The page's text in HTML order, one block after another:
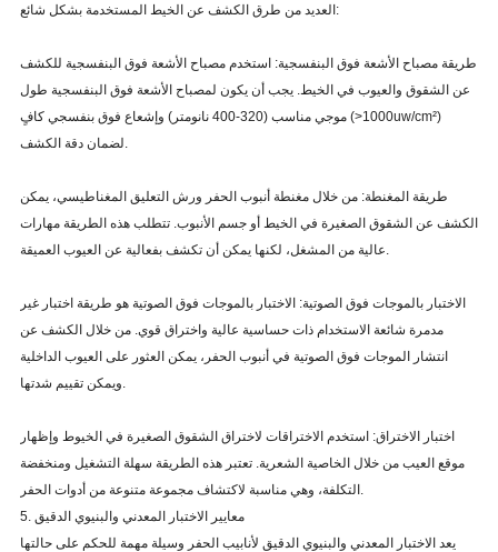
العديد من طرق الكشف عن الخيط المستخدمة بشكل شائع:
طريقة مصباح الأشعة فوق البنفسجية: استخدم مصباح الأشعة فوق البنفسجية للكشف
عن الشقوق والعيوب في الخيط. يجب أن يكون لمصباح الأشعة فوق البنفسجية طول
موجي مناسب (320-400 نانومتر) وإشعاع فوق بنفسجي كافٍ (>1000uw/cm²)
لضمان دقة الكشف.
طريقة المغنطة: من خلال مغنطة أنبوب الحفر ورش التعليق المغناطيسي، يمكن
الكشف عن الشقوق الصغيرة في الخيط أو جسم الأنبوب. تتطلب هذه الطريقة مهارات
عالية من المشغل، لكنها يمكن أن تكشف بفعالية عن العيوب العميقة.
الاختبار بالموجات فوق الصوتية: الاختبار بالموجات فوق الصوتية هو طريقة اختبار غير
مدمرة شائعة الاستخدام ذات حساسية عالية واختراق قوي. من خلال الكشف عن
انتشار الموجات فوق الصوتية في أنبوب الحفر، يمكن العثور على العيوب الداخلية
ويمكن تقييم شدتها.
اختبار الاختراق: استخدم الاختراقات لاختراق الشقوق الصغيرة في الخيوط وإظهار
موقع العيب من خلال الخاصية الشعرية. تعتبر هذه الطريقة سهلة التشغيل ومنخفضة
التكلفة، وهي مناسبة لاكتشاف مجموعة متنوعة من أدوات الحفر.
5. معايير الاختبار المعدني والبنيوي الدقيق
يعد الاختبار المعدني والبنيوي الدقيق لأنابيب الحفر وسيلة مهمة للحكم على حالتها